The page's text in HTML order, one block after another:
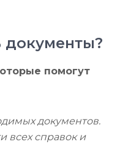
документы?
помогут
документов.
всех справок и